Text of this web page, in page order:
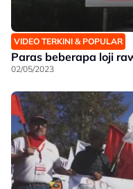
VIDEO TERKINI & POPULAR
Paras beberapa loji
02/05/2023